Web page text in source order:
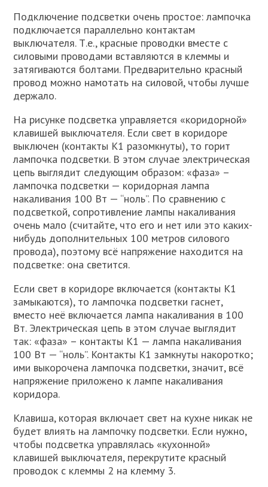
Подключение подсветки очень простое: лампочка
подключается параллельно контактам
выключателя. Т.е., красные проводки вместе с
силовыми проводами вставляются в клеммы и
затягиваются болтами. Предварительно красный
провод можно намотать на силовой, чтобы лучше
держало.
На рисунке подсветка управляется «коридорной»
клавишей выключателя. Если свет в коридоре
выключен (контакты К1 разомкнуты), то горит
лампочка подсветки. В этом случае электрическая
цепь выглядит следующим образом: «фаза» –
лампочка подсветки — коридорная лампа
накаливания 100 Вт — “ноль”. По сравнению с
подсветкой, сопротивление лампы накаливания
очень мало (считайте, что его и нет или это каких-
нибудь дополнительных 100 метров силового
провода), поэтому всё напряжение находится на
подсветке: она светится.
Если свет в коридоре включается (контакты К1
замыкаются), то лампочка подсветки гаснет,
вместо неё включается лампа накаливания в 100
Вт. Электрическая цепь в этом случае выглядит
так: «фаза» – контакты К1 — лампа накаливания
100 Вт — “ноль”. Контакты К1 замкнуты накоротко;
ими выкорочена лампочка подсветки, значит, всё
напряжение приложено к лампе накаливания
коридора.
Клавиша, которая включает свет на кухне никак не
будет влиять на лампочку подсветки. Если нужно,
чтобы подсветка управлялась «кухонной»
клавишей выключателя, перекрутите красный
проводок с клеммы 2 на клемму 3.